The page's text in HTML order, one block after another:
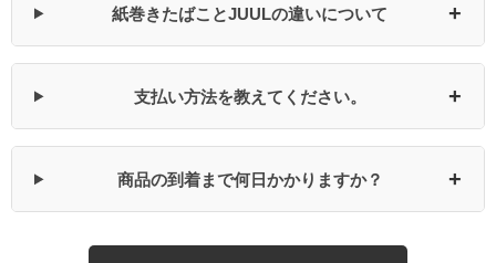
紙巻きたばことJUULの違いについて +
支払い方法を教えてください。 +
商品の到着まで何日かかりますか？ +